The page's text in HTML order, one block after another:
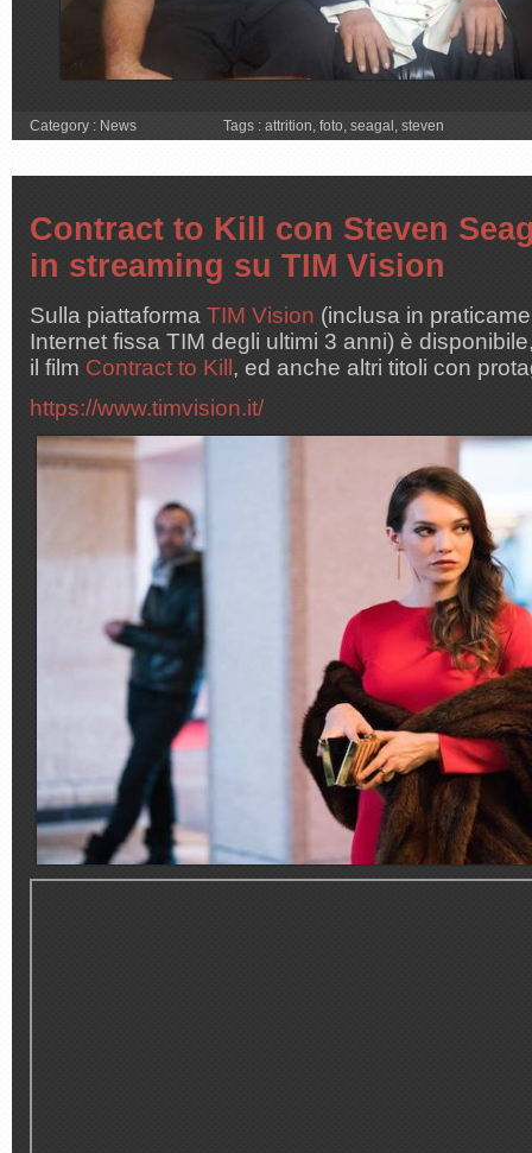
Category : News Tags : attrition foto seagal steven
Contract to Kill con Steven
in streaming su TIM Vision
Sulla piattaforma TIM Vision (inclusa in
Internet fissa TIM degli ultimi 3 anni) è
il film Contract to Kill, ed anche altri titoli con
https://www.timvision.it/